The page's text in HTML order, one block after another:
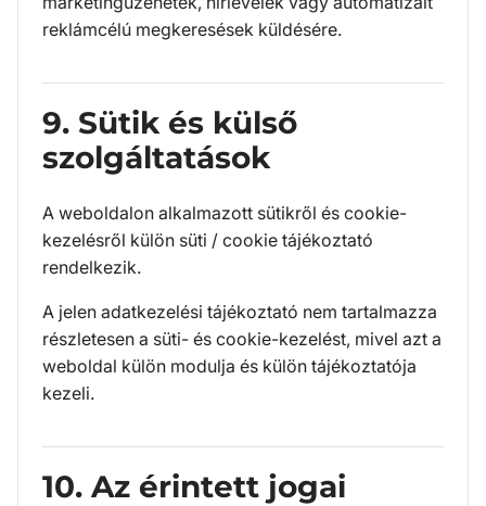
reklámcélú megkeresések küldésére.
9. Sütik és külső
szolgáltatások
A weboldalon alkalmazott sütikről és cookie-
kezelésről külön süti / cookie tájékoztató
rendelkezik.
A jelen adatkezelési tájékoztató nem tartalmazza
részletesen a süti- és cookie-kezelést, mivel azt a
weboldal külön modulja és külön tájékoztatója
kezeli.
10. Az érintett jogai